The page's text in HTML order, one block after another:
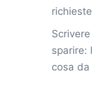
Scrivere
sparire:
cosa